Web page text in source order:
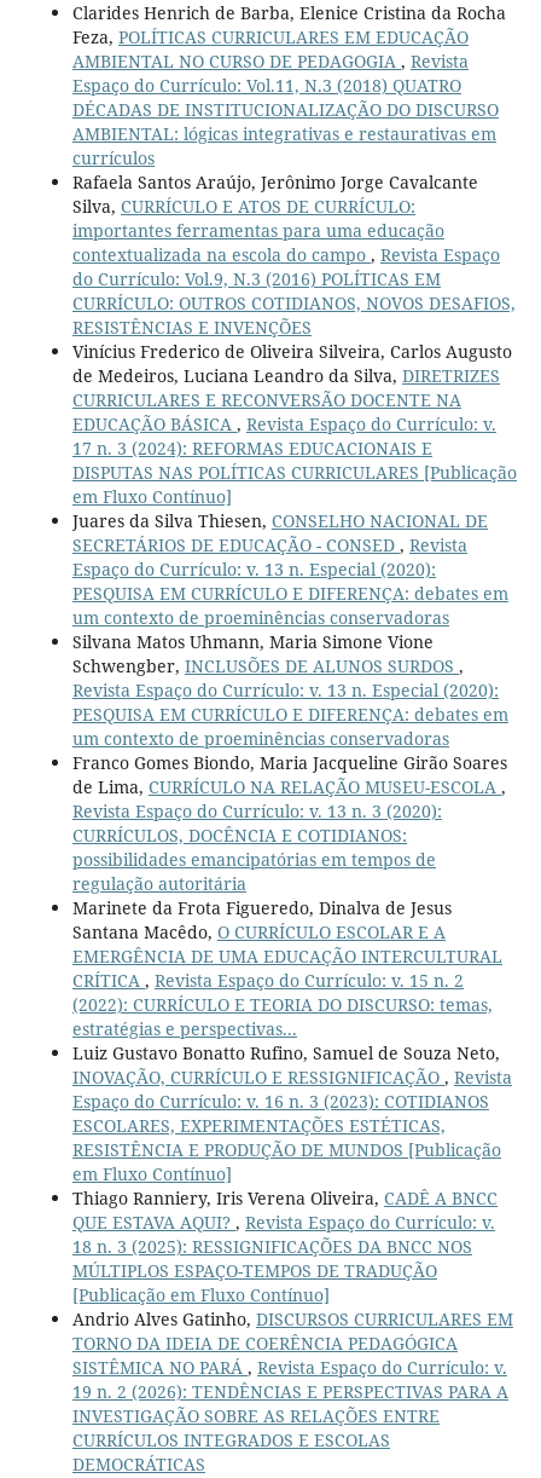
Clarides Henrich de Barba, Elenice Cristina da Rocha
Feza, POLÍTICAS CURRICULARES EM EDUCAÇÃO
AMBIENTAL NO CURSO DE PEDAGOGIA , Revista
Espaço do Currículo: Vol.11, N.3 (2018) QUATRO
DÉCADAS DE INSTITUCIONALIZAÇÃO DO DISCURSO
AMBIENTAL: lógicas integrativas e restaurativas em
currículos
Rafaela Santos Araújo, Jerônimo Jorge Cavalcante
Silva, CURRÍCULO E ATOS DE CURRÍCULO:
importantes ferramentas para uma educação
contextualizada na escola do campo , Revista Espaço
do Currículo: Vol.9, N.3 (2016) POLÍTICAS EM
CURRÍCULO: OUTROS COTIDIANOS, NOVOS DESAFIOS,
RESISTÊNCIAS E INVENÇÕES
Vinícius Frederico de Oliveira Silveira, Carlos Augusto
de Medeiros, Luciana Leandro da Silva, DIRETRIZES
CURRICULARES E RECONVERSÃO DOCENTE NA
EDUCAÇÃO BÁSICA , Revista Espaço do Currículo: v.
17 n. 3 (2024): REFORMAS EDUCACIONAIS E
DISPUTAS NAS POLÍTICAS CURRICULARES [Publicação
em Fluxo Contínuo]
Juares da Silva Thiesen, CONSELHO NACIONAL DE
SECRETÁRIOS DE EDUCAÇÃO - CONSED , Revista
Espaço do Currículo: v. 13 n. Especial (2020):
PESQUISA EM CURRÍCULO E DIFERENÇA: debates em
um contexto de proeminências conservadoras
Silvana Matos Uhmann, Maria Simone Vione
Schwengber, INCLUSÕES DE ALUNOS SURDOS ,
Revista Espaço do Currículo: v. 13 n. Especial (2020):
PESQUISA EM CURRÍCULO E DIFERENÇA: debates em
um contexto de proeminências conservadoras
Franco Gomes Biondo, Maria Jacqueline Girão Soares
de Lima, CURRÍCULO NA RELAÇÃO MUSEU-ESCOLA ,
Revista Espaço do Currículo: v. 13 n. 3 (2020):
CURRÍCULOS, DOCÊNCIA E COTIDIANOS:
possibilidades emancipatórias em tempos de
regulação autoritária
Marinete da Frota Figueredo, Dinalva de Jesus
Santana Macêdo, O CURRÍCULO ESCOLAR E A
EMERGÊNCIA DE UMA EDUCAÇÃO INTERCULTURAL
CRÍTICA , Revista Espaço do Currículo: v. 15 n. 2
(2022): CURRÍCULO E TEORIA DO DISCURSO: temas,
estratégias e perspectivas...
Luiz Gustavo Bonatto Rufino, Samuel de Souza Neto,
INOVAÇÃO, CURRÍCULO E RESSIGNIFICAÇÃO , Revista
Espaço do Currículo: v. 16 n. 3 (2023): COTIDIANOS
ESCOLARES, EXPERIMENTAÇÕES ESTÉTICAS,
RESISTÊNCIA E PRODUÇÃO DE MUNDOS [Publicação
em Fluxo Contínuo]
Thiago Ranniery, Iris Verena Oliveira, CADÊ A BNCC
QUE ESTAVA AQUI? , Revista Espaço do Currículo: v.
18 n. 3 (2025): RESSIGNIFICAÇÕES DA BNCC NOS
MÚLTIPLOS ESPAÇO-TEMPOS DE TRADUÇÃO
[Publicação em Fluxo Contínuo]
Andrio Alves Gatinho, DISCURSOS CURRICULARES EM
TORNO DA IDEIA DE COERÊNCIA PEDAGÓGICA
SISTÊMICA NO PARÁ , Revista Espaço do Currículo: v.
19 n. 2 (2026): TENDÊNCIAS E PERSPECTIVAS PARA A
INVESTIGAÇÃO SOBRE AS RELAÇÕES ENTRE
CURRÍCULOS INTEGRADOS E ESCOLAS
DEMOCRÁTICAS